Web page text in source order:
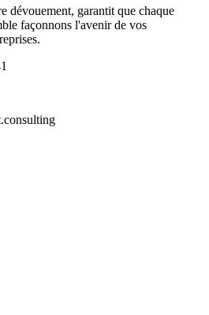
dévouement, garantit que chaque
façonnons l'avenir de vos